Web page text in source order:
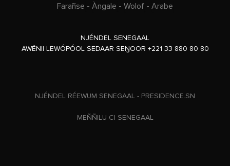
Farañse - Àngale - Wolof - Arabe
NJÉNDEL SENEGAAL
AWËNII LEWÓPÓOL SEDAAR SEŊOOR +221 33 880 80 80
NJÉNDEL RÉEWUM SENEGAAL - PRESIDENCE.SN
MEÑÑILU CI SENEGAAL